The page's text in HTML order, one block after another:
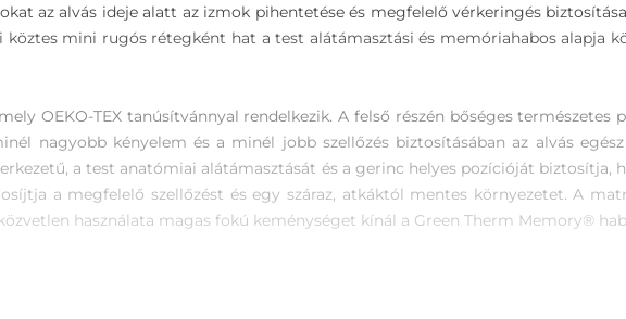
az alvás ideje alatt az izmok pihentetése és megfelelő vérkeringés
mini rugós rétegként hat a test alátámasztási és memóriahabos alapja
OEKO-TEX tanúsítvánnyal rendelkezik. A felső részén bőséges
nagyobb kényelem és a minél jobb szellőzés biztosításában az alvás
a test anatómiai alátámasztását és a gerinc helyes pozícióját biztosítja,
a megfelelő szellőzést és egy száraz, atkáktól mentes környezetet. A
használata magas fokú keménységet kínál a Green Therm Memory®